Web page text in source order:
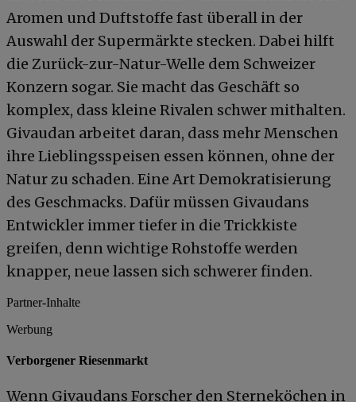
Aromen und Duftstoffe fast überall in der
Auswahl der Supermärkte stecken. Dabei hilft
die Zurück-zur-Natur-Welle dem Schweizer
Konzern sogar. Sie macht das Geschäft so
komplex, dass kleine Rivalen schwer mithalten.
Givaudan arbeitet daran, dass mehr Menschen
ihre Lieblingsspeisen essen können, ohne der
Natur zu schaden. Eine Art Demokratisierung
des Geschmacks. Dafür müssen Givaudans
Entwickler immer tiefer in die Trickkiste
greifen, denn wichtige Rohstoffe werden
knapper, neue lassen sich schwerer finden.
Partner-Inhalte
Werbung
Verborgener Riesenmarkt
Wenn Givaudans Forscher den Sterneköchen in